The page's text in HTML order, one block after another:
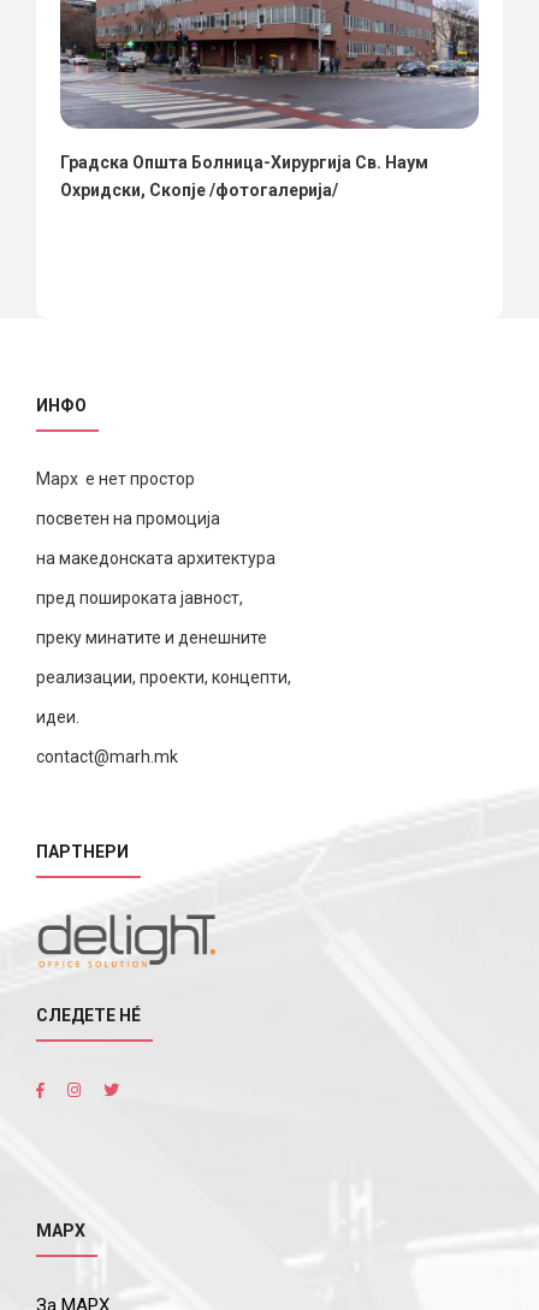
Градска Општа Болница-Хирургија Св. Наум
Охридски, Скопје /фотогалерија/
ИНФО
Марх е нет простор
посветен на промоција
на македонската архитектура
пред пошироката јавност,
преку минатите и денешните
реализации, проекти, концепти,
идеи.
contact@marh.mk
ПАРТНЕРИ
СЛЕДЕТЕ НÉ
МАРХ
За МАРХ